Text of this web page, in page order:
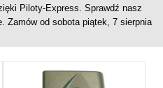
Piloty-Express. Sprawdź nasz
Zamów od sobota piątek, 7 sierpnia